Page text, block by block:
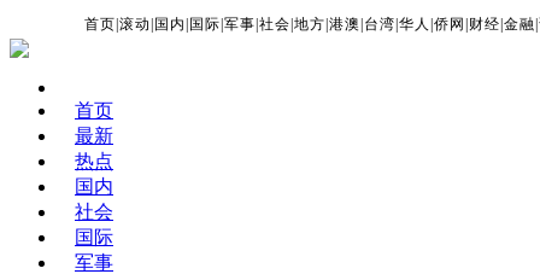
首页 |滚动 国内 国际 |军事 |社会 |地方 |港澳 台湾 |华人 |侨网 财经 |金融 |
首页
最新
热点
国内
社会
国际
军事